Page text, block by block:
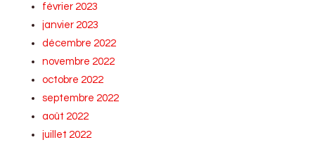
février 2023
janvier 2023
décembre 2022
novembre 2022
octobre 2022
septembre 2022
août 2022
juillet 2022